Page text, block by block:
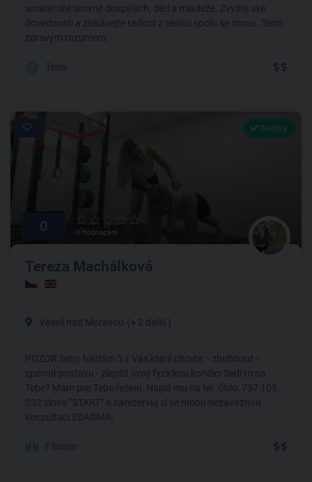
amatérské úrovně dospělých, dětí a mládeže. Zvyšte své
dovednosti a získávejte radost z tenisu spolu se mnou. Tenis
zdravým rozumem.
Tenis
Nabírá
0 0 hodnocení
Tereza Machálková
Veselí nad Moravou (+ 2 další )
POZOR ženy, hledám 3 z Vás které chcete: - zhubnout -
zpevnit postavu - zlepšit svoji fyzickou kondici Sedí to na
Tebe? Mám pro Tebe řešeni. Napiš mu na tel. číslo: 737 105
232 slovo “START” a zarezervuj si se mnou nezávaznou
konzultaci ZDARMA!
Fitness